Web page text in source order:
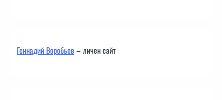
Геннадий Воробьов– личен сайт